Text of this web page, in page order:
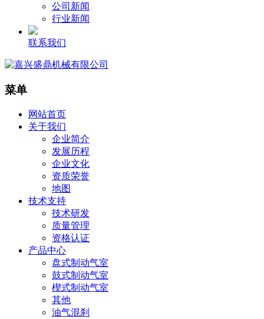
公司新闻
行业新闻
联系我们
菜单
网站首页
关于我们
企业简介
发展历程
企业文化
资质荣誉
地图
技术支持
技术研发
质量管理
资格认证
产品中心
盘式制动气室
鼓式制动气室
楔式制动气室
其他
油气混刹